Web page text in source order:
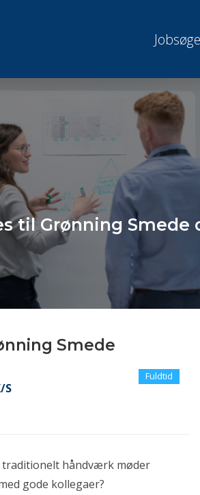
til Grønning
Fuldtid
Smede
S
traditionelt håndværk møder
gode kollegaer?